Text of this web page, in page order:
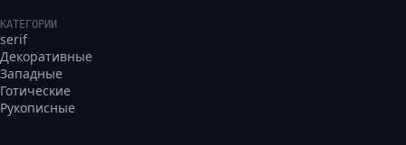
КАТЕГОРИИ
serif
Декоративные
Западные
Готические
Рукописные